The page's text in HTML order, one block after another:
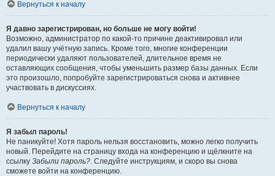
Вернуться к началу
Я давно зарегистрирован, но больше не могу войти!
Возможно, администратор по какой-то причине деактивировал или
удалил вашу учётную запись. Кроме того, многие конференции
периодически удаляют пользователей, длительное время не
оставляющих сообщения, чтобы уменьшить размер базы данных. Если
это произошло, попробуйте зарегистрироваться снова и активнее
участвовать в дискуссиях.
Вернуться к началу
Я забыл пароль!
Не паникуйте! Хотя пароль нельзя восстановить, можно легко получить
новый. Перейдите на страницу входа на конференцию и щёлкните на
ссылку Забыли пароль?. Следуйте инструкциям, и скоро вы снова
сможете войти на конференцию.